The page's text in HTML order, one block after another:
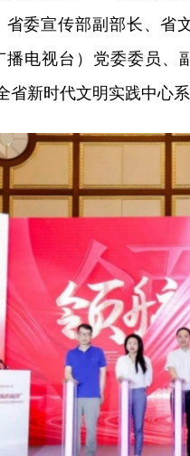
省委宣传部副部长、省
播电视台）党委委员
省新时代文明实践中心